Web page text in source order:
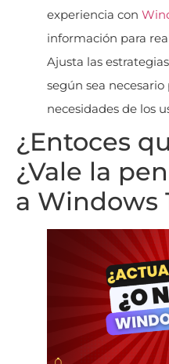
experiencia con
información para
Ajusta las
según sea
necesidades de los
¿Entoces
¿Vale la
a Windows